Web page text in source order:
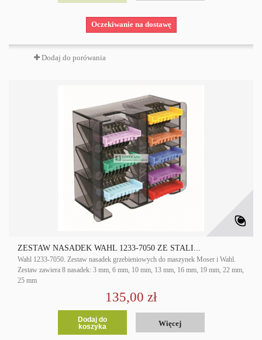
Oczekiwanie na dostawę
Dodaj do porówania
ZESTAW NASADEK WAHL 1233-7050 ZE STALI...
Wahl 1233-7050. Zestaw nasadek grzebieniowych do maszynek Moser i Wahl.
Zestaw zawiera 8 nasadek: 3 mm, 6 mm, 10 mm, 13 mm, 16 mm, 19 mm, 22 mm,
25 mm
135,00 zł
Dodaj do
koszyka
Więcej